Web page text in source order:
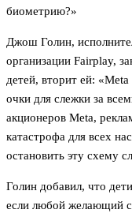
биометрию?»
Джош Голин,
организации Fairplay,
детей, вторит ей:
очки для слежки за
акционеров Meta,
катастрофа для всех
остановить эту схему
Голин добавил, что
если любой желающий